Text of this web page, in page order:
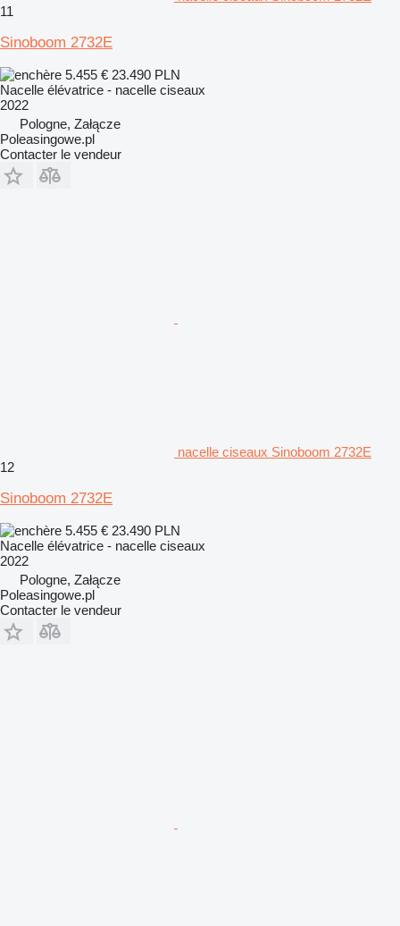
11
Sinoboom 2732E
5.455 € 23.490 PLN
Nacelle élévatrice - nacelle ciseaux
2022
Pologne, Załącze
Poleasingowe.pl
Contacter le vendeur
nacelle ciseaux Sinoboom 2732E
12
Sinoboom 2732E
5.455 € 23.490 PLN
Nacelle élévatrice - nacelle ciseaux
2022
Pologne, Załącze
Poleasingowe.pl
Contacter le vendeur